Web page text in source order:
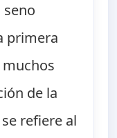
primera
de la
refiere al